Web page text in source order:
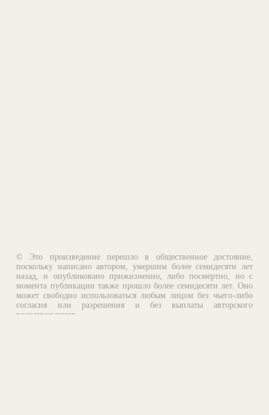
© Это произведение перешло в общественное достояние,
поскольку написано автором, умершим более семидесяти лет
назад, и опубликовано прижизненно, либо посмертно, но с
момента публикации также прошло более семидесяти лет. Оно
может свободно использоваться любым лицом без чьего-либо
согласия или разрешения и без выплаты авторского
вознаграждения.